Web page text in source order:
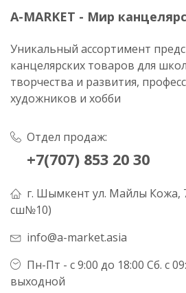
A-MARKET - Мир
Уникальный ассортимент
канцелярских товаров для
творчества и развития,
художников и хобби
Отдел продаж:
+7(707) 853 20 30
г. Шымкент ул. Майлы Кожа,
сш№10)
info@a-market.asia
Пн-Пт - с 9:00 до 18:00 Сб. с
выходной